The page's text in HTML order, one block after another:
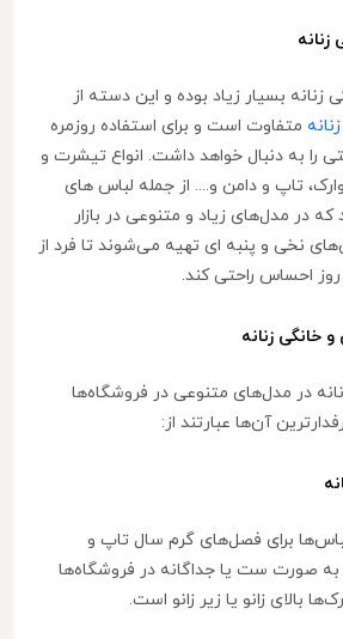
زنانه بسیار زیاد بوده و این دسته از
متفاوت است و برای استفاده روزمره
را به دنبال خواهد داشت. انواع تیشرت و
تاپ و دامن و.... از جمله لباس های
در مدل‌های زیاد و متنوعی در بازار
نخی و پنبه ای تهیه می‌شوند تا فرد از
احساس راحتی کند.
خانگی زنانه
در مدل‌های متنوعی در فروشگاه‌ها
آن‌ها عبارتند از:
برای فصل‌های گرم سال تاپ و
به صورت ست یا جداگانه در فروشگاه‌ها
بالای زانو یا زیر زانو است.